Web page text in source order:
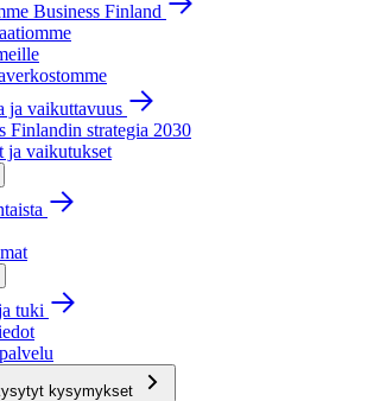
Business Finland
ja vaikuttavuus
Finlandin strategia 2030
ja vaikutukset
tuki
kysymykset